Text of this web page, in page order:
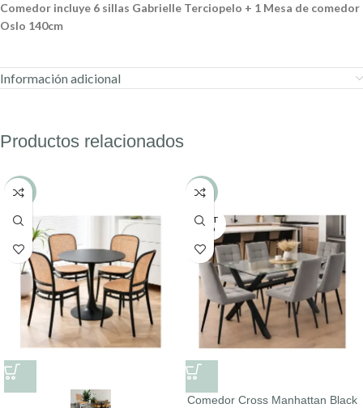
Comedor incluye 6 sillas Gabrielle Terciopelo + 1 Mesa de comedor
Oslo 140cm
Información adicional
Productos relacionados
-10% -16%
AGOT
ADO
Comedor Cross Manhattan Black